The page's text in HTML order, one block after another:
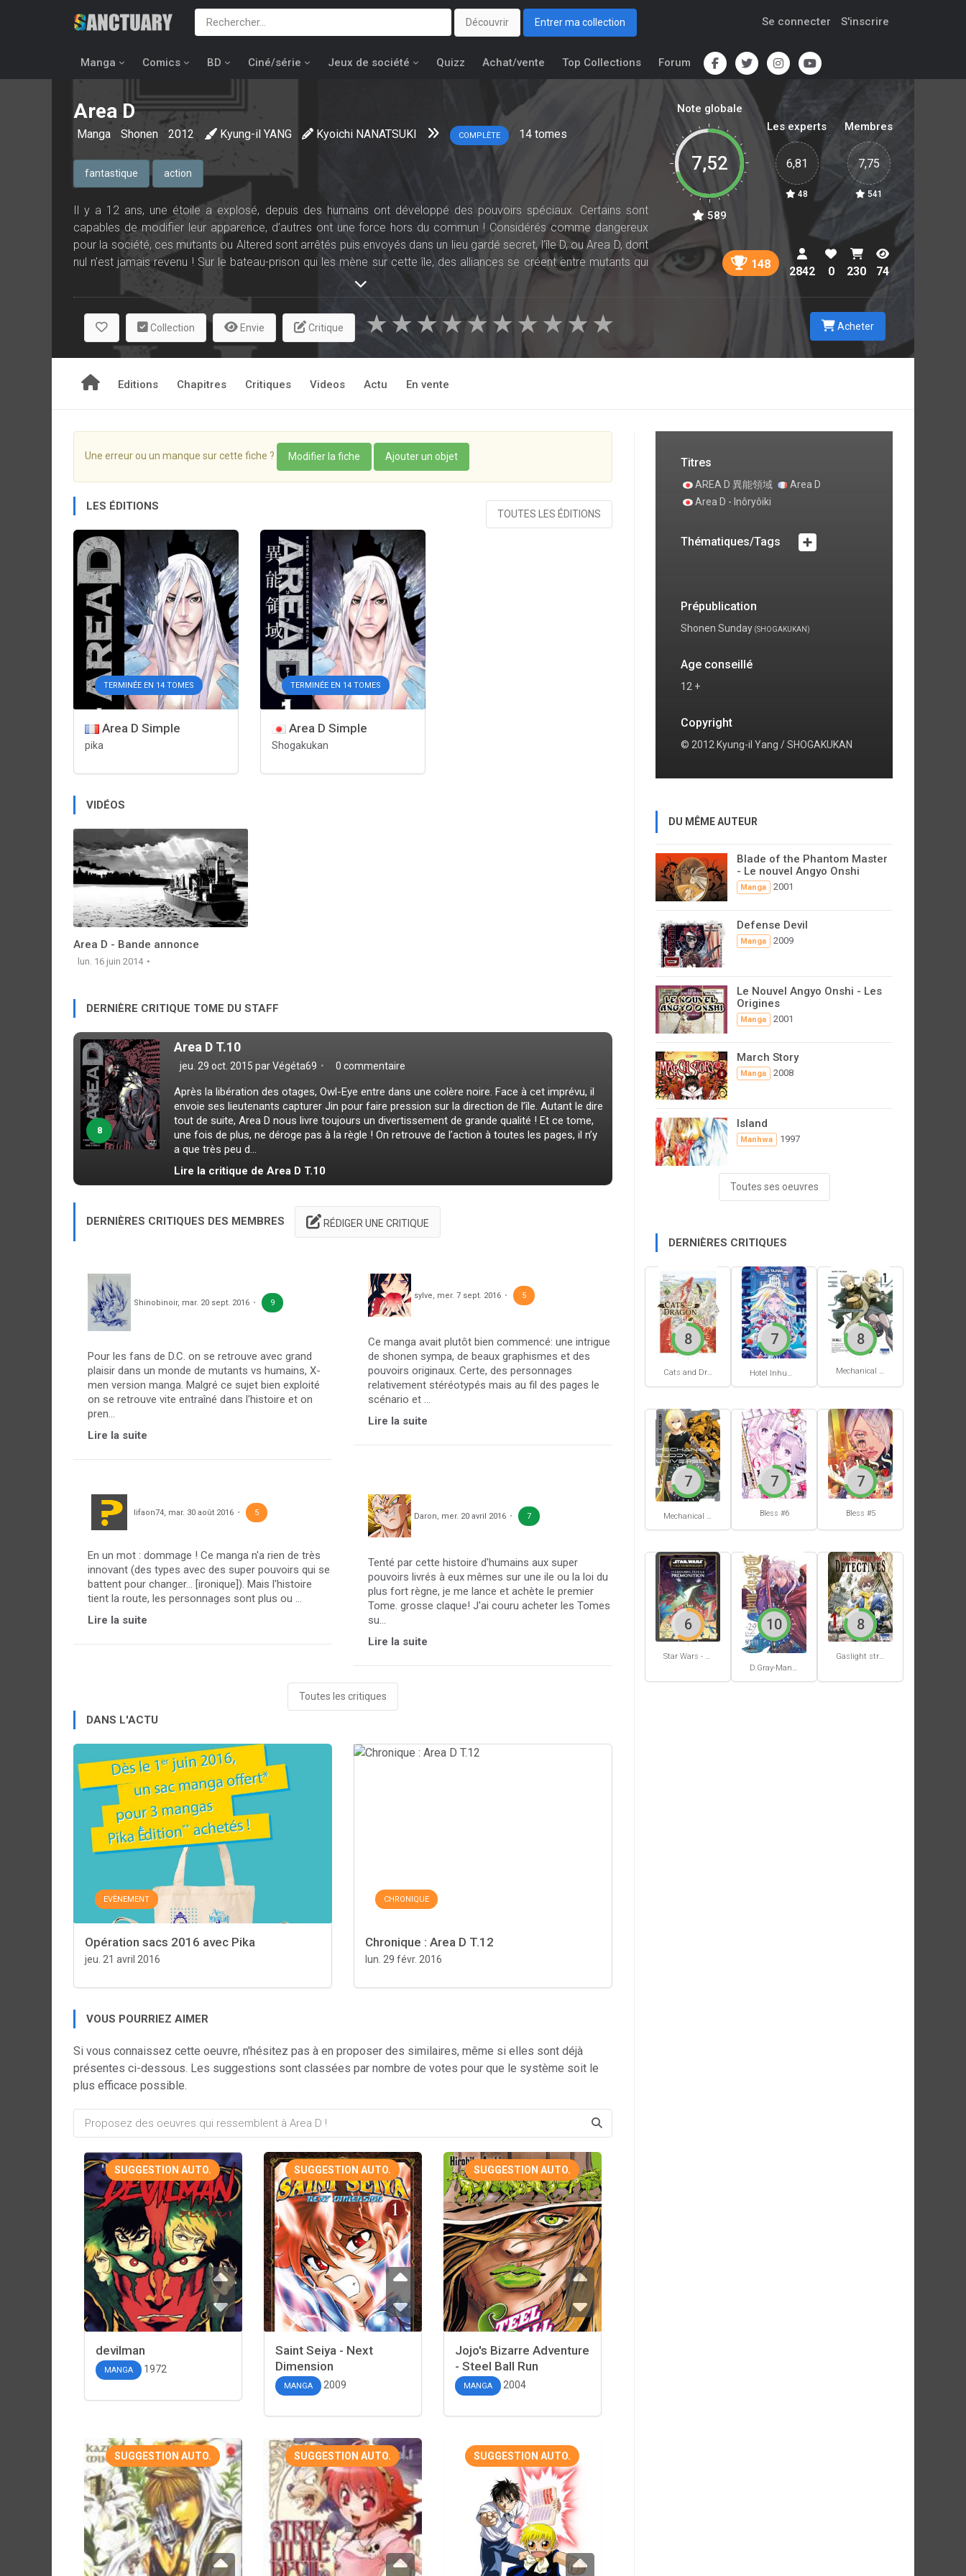
Découvrir Entrer ma collection Se connecter S'inscrire
Manga Comics BD Ciné/série Jeux de société Quizz Achat/vente Top Collections Forum
Area D
Manga Shonen 2012 Kyung-il YANG Kyoichi NANATSUKI COMPLÈTE 14 tomes
fantastique action
Il y a 12 ans, une étoile a explosé, depuis des humains ont développé des pouvoirs spéciaux. Certains sont
capables de modifier leur apparence, d’autres ont une force hors du commun ! Considérés comme dangereux
pour la société, ces mutants ou Altered sont arrêtés puis envoyés dans un lieu gardé secret, l’île D, ou Area D, dont
nul n’est jamais revenu ! Sur le bateau-prison qui les mène sur cette île, des alliances se créent entre mutants qui
jaugent leurs pouvoirs respectifs.
Mais que cache cette île mystérieuse ? Quelles règles s’y appliquent ?
Commence un combat pour la survie dans un univers sans pitié où les règles du jeu sont totalement bouleversées
Note globale
7,52
589
Les experts
6,81
48
Membres
7,75
541
148
2842 0 230 74
Collection Envie Critique ★
★
★
★
★
★
★
★
★
★ Acheter
Editions Chapitres Critiques Videos Actu En vente
Une erreur ou un manque sur cette fiche ? Modifier la fiche Ajouter un objet
LES ÉDITIONS
TOUTES LES ÉDITIONS
TERMINÉE EN 14 TOMES
Area D Simple
pika
TERMINÉE EN 14 TOMES
Area D Simple
Shogakukan
VIDÉOS
Area D - Bande annonce
lun. 16 juin 2014
DERNIÈRE CRITIQUE TOME DU STAFF
8
Area D T.10
jeu. 29 oct. 2015 parVégéta69 0 commentaire
Après la libération des otages, Owl-Eye entre dans une colère noire. Face à cet imprévu, il
envoie ses lieutenants capturer Jin pour faire pression sur la direction de l’île. Autant le dire
tout de suite, Area D nous livre toujours un divertissement de grande qualité ! Et ce tome,
une fois de plus, ne déroge pas à la règle ! On retrouve de l’action à toutes les pages, il n’y
a que très peu d...
Lire la critique de Area D T.10
DERNIÈRES CRITIQUES DES MEMBRES RÉDIGER UNE CRITIQUE
Shinobinoir, mar. 20 sept. 2016 9
Pour les fans de D.C. on se retrouve avec grand
plaisir dans un monde de mutants vs humains, X-
men version manga. Malgré ce sujet bien exploité
on se retrouve vite entraîné dans l'histoire et on
pren...
Lire la suite
sylve, mer. 7 sept. 2016 5
Ce manga avait plutôt bien commencé: une intrigue
de shonen sympa, de beaux graphismes et des
pouvoirs originaux. Certe, des personnages
relativement stéréotypés mais au fil des pages le
scénario et ...
Lire la suite
lifaon74, mar. 30 août 2016 5
En un mot : dommage ! Ce manga n'a rien de très
innovant (des types avec des super pouvoirs qui se
battent pour changer... [ironique]). Mais l'histoire
tient la route, les personnages sont plus ou ...
Lire la suite
Daron, mer. 20 avril 2016 7
Tenté par cette histoire d'humains aux super
pouvoirs livrés à eux mêmes sur une ile ou la loi du
plus fort règne, je me lance et achète le premier
Tome. grosse claque! J'ai couru acheter les Tomes
su...
Lire la suite
Toutes les critiques
DANS L'ACTU
EVÈNEMENT
Opération sacs 2016 avec Pika
jeu. 21 avril 2016
CHRONIQUE
Chronique : Area D T.12
lun. 29 févr. 2016
VOUS POURRIEZ AIMER
Si vous connaissez cette oeuvre, n'hésitez pas à en proposer des similaires, même si elles sont déjà
présentes ci-dessous. Les suggestions sont classées par nombre de votes pour que le système soit le
plus efficace possible.
SUGGESTION AUTO.
devilman
MANGA 1972
SUGGESTION AUTO.
Saint Seiya - Next
Dimension
MANGA 2009
SUGGESTION AUTO.
Jojo's Bizarre Adventure
- Steel Ball Run
MANGA 2004
SUGGESTION AUTO. SUGGESTION AUTO. SUGGESTION AUTO.
Titres
AREA D 異能領域
Area D
Area D - Inôryôiki
Thématiques/Tags
Prépublication
Shonen Sunday (SHOGAKUKAN)
Age conseillé
12 +
Copyright
© 2012 Kyung-il Yang / SHOGAKUKAN
DU MÊME AUTEUR
Blade of the Phantom Master
- Le nouvel Angyo Onshi
Manga 2001
Defense Devil
Manga 2009
Le Nouvel Angyo Onshi - Les
Origines
Manga 2001
March Story
Manga 2008
Island
Manhwa 1997
Toutes ses oeuvres
DERNIÈRES CRITIQUES
Cats and Dragon #3
8
Hotel Inhumans #1
7
Mechanical Buddy Universe #1
8
Mechanical Buddy Universe #0
7
Bless #6
7
Bless #5
7
6
D.Gray-Man #29
10 8